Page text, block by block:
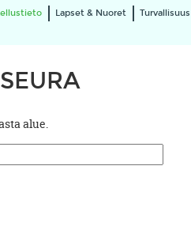
Lapset & Nuoret Turvallisuus
alue.